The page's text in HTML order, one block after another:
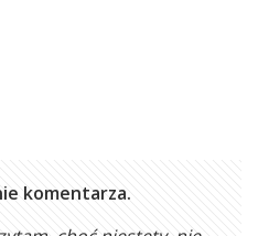
komentarza.